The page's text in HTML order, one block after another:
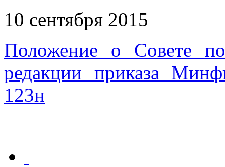
10 сентября 2015
Положение о Совете по
редакции приказа
123н